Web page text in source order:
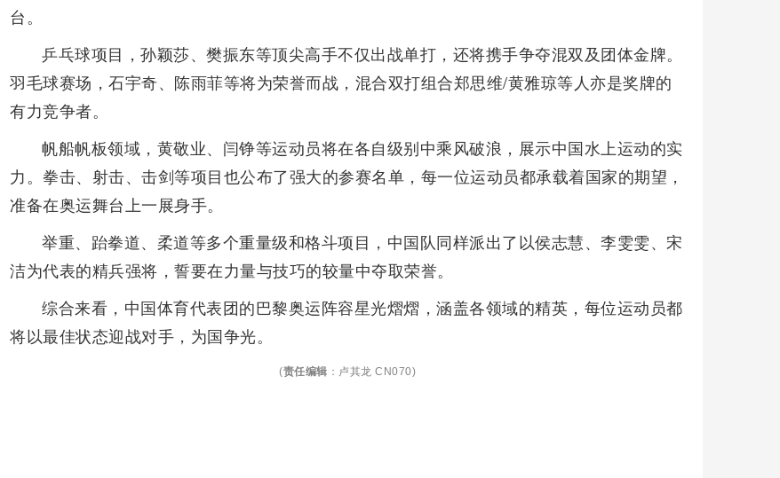
台。
乒乓球项目，孙颖莎、樊振东等顶尖高手不仅出战单打，还将携手争夺混双及团体金牌。
羽毛球赛场，石宇奇、陈雨菲等将为荣誉而战，混合双打组合郑思维/黄雅琼等人亦是奖牌的
有力竞争者。
帆船帆板领域，黄敬业、闫铮等运动员将在各自级别中乘风破浪，展示中国水上运动的实
力。拳击、射击、击剑等项目也公布了强大的参赛名单，每一位运动员都承载着国家的期望，
准备在奥运舞台上一展身手。
举重、跆拳道、柔道等多个重量级和格斗项目，中国队同样派出了以侯志慧、李雯雯、宋
洁为代表的精兵强将，誓要在力量与技巧的较量中夺取荣誉。
综合来看，中国体育代表团的巴黎奥运阵容星光熠熠，涵盖各领域的精英，每位运动员都
将以最佳状态迎战对手，为国争光。
(责任编辑 ：卢其龙 CN070)